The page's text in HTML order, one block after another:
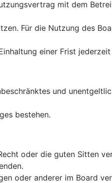
mit dem
Für die Nutzung des
einer Frist
und
bestehen.
oder die guten Sitten
oder anderer im Board